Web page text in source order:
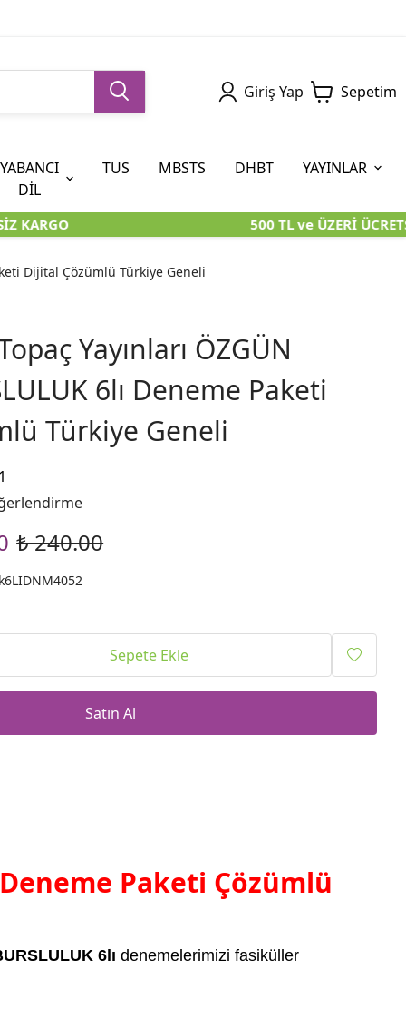
Giriş Yap Sepetim
KİTAPLARI
AYT
KARA KUTU KİTAPLARI
KİTAPLARI
ÖABT
ÖZGÜN ÜRÜNLER
5. SINIF (İOKBS)
KARA KUTU KİTAPLARI
YABANCI
DİL
TUS MBSTS DHBT YAYINLAR
KARGO 500 TL ve ÜZERİ
Dijital Çözümlü Türkiye Geneli
Yayınları ÖZGÜN
6lı Deneme Paketi
Türkiye Geneli
₺ 240.00
Sepete Ekle
Satın Al
Deneme Paketi Çözümlü
6lı denemelerimizi fasiküller